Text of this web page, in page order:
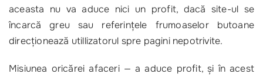
aceasta nu va aduce nici un profit, dacă site-ul se
încarcă greu sau referinţele frumoaselor butoane
direcţionează utillizatorul spre pagini nepotrivite.
Misiunea oricărei afaceri — a aduce profit, şi în acest